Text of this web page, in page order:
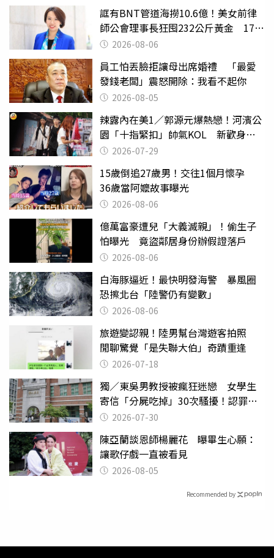
誆有BNT管道海撈10.6億！美女前律
師公會理事長狂囤232公斤黃金 17人
遭起訴
2026-08-06
員工怕丟臉拒讓母出席婚禮 「最愛
發錢老闆」震怒開除：我看不起你
2026-08-05
辣露內在美1／郭源元爆熱戀！河濱公
園「十指緊扣」帥氣KOL 新歡身份
曝光2026-07-29
15歲倒追27歲男！交往1個月懷孕
36歲當阿嬤故事曝光
2026-08-06
億萬富豪遭兒「大義滅親」！偷生子
怕曝光 竟盜鄰居身份辦假證落戶
2026-08-06
白海豚逼近！最快明發海警 暴風圈
恐擦北台「陸警仍有變數」
2026-08-06
旅遊變認親！陸男幫台灣遊客拍照
閒聊驚覺「是失聯大伯」奇蹟重逢
2026-07-18
獨／東吳男教授被瘋狂迷戀 女學生
寄信「分屍吃掉」30次騷擾！認罪免
關 2026-07-30
陳亞蘭談恩師楊麗花 曝畢生心願：
讓歌仔戲一直被看見
2026-08-05
Recommended by